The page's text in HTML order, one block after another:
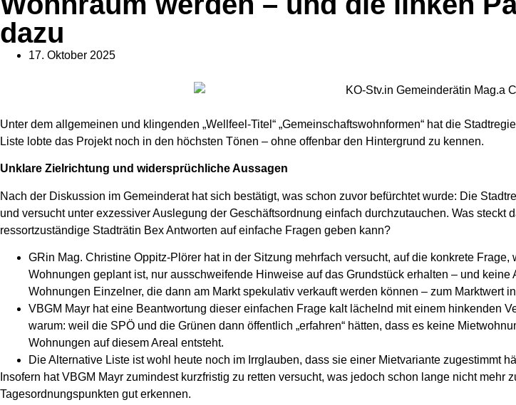
dazu
17. Oktober 2025
Unter dem allgemeinen und klingenden „Wellfeel-Titel“ „Gemeinschaftswohnformen“ hat die
Liste lobte das Projekt noch in den höchsten Tönen – ohne offenbar den Hintergrund zu kennen.
Unklare Zielrichtung und widersprüchliche Aussagen
Nach der Diskussion im Gemeinderat hat sich bestätigt, was schon zuvor befürchtet wurde: Die
und versucht unter exzessiver Auslegung der Geschäftsordnung einfach durchzutauchen. Was
ressortzuständige Stadträtin Bex Antworten auf einfache Fragen geben kann?
GRin Mag. Christine Oppitz-Plörer hat in der Sitzung mehrfach versucht, auf die konkrete
Wohnungen geplant ist, nur ausschweifende Hinweise auf das Grundstück erhalten – und
Wohnungen Einzelner, die dann am Markt spekulativ verkauft werden können – zum Marktwert
VBGM Mayr hat eine Beantwortung dieser einfachen Frage kalt lächelnd mit einem hinkenden
warum: weil die SPÖ und die Grünen dann öffentlich „erfahren“ hätten, dass es keine
Wohnungen auf diesem Areal entsteht.
Die Alternative Liste ist wohl heute noch im Irrglauben, dass sie einer Mietvariante zugestimmt
Insofern hat VBGM Mayr zumindest kurzfristig zu retten versucht, was jedoch schon lange nicht
Tagesordnungspunkten gut erkennen.